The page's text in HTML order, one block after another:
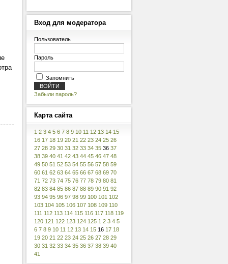
Входдля модератора
Пользователь
Пароль
Запомнить
Забыли пароль?
Картасайта
1 2 3 4 5 6 7 8 9 10 11 12 13 14 15
16 17 18 19 20 21 22 23 24 25 26
27 28 29 30 31 32 33 34 35 36 37
38 39 40 41 42 43 44 45 46 47 48
49 50 51 52 53 54 55 56 57 58 59
60 61 62 63 64 65 66 67 68 69 70
71 72 73 74 75 76 77 78 79 80 81
82 83 84 85 86 87 88 89 90 91 92
93 94 95 96 97 98 99 100 101 102
103 104 105 106 107 108 109 110
111 112 113 114 115 116 117 118 119
120 121 122 123 124 125 1 2 3 4 5
6 7 8 9 10 11 12 13 14 15 16 17 18
19 20 21 22 23 24 25 26 27 28 29
30 31 32 33 34 35 36 37 38 39 40
41